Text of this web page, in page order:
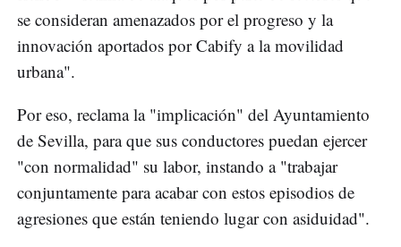
se consideran amenazados por el progreso y la
innovación aportados por Cabify a la movilidad
urbana".
Por eso, reclama la "implicación" del Ayuntamiento
de Sevilla, para que sus conductores puedan ejercer
"con normalidad" su labor, instando a "trabajar
conjuntamente para acabar con estos episodios de
agresiones que están teniendo lugar con asiduidad".